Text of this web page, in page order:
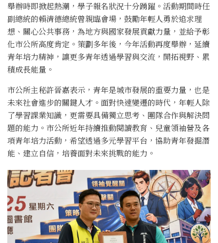
舉辦時即掀起熱潮，學子報名狀況十分踴躍。活動期間時任
副總統的賴清德總統曾親臨會場，鼓勵年輕人勇於追求理
想、關心公共事務，為地方與國家發展貢獻力量，並給予彰
化市公所高度肯定。策劃多年後，今年活動再度舉辦，延續
青年培力精神，讓更多青年透過學習與交流，開拓視野、累
積成長能量。
市公所主秘許晉嘉表示，青年是城市發展的重要力量，也是
未來社會進步的關鍵人才。面對快速變遷的時代，年輕人除
了學習課業知識，更需要具備獨立思考、團隊合作與解決問
題的能力。市公所近年持續推動閱讀教育、兒童領袖營及各
項青年培力活動，希望透過多元學習平台，協助青年發掘潛
能、建立自信，培養面對未來挑戰的能力。